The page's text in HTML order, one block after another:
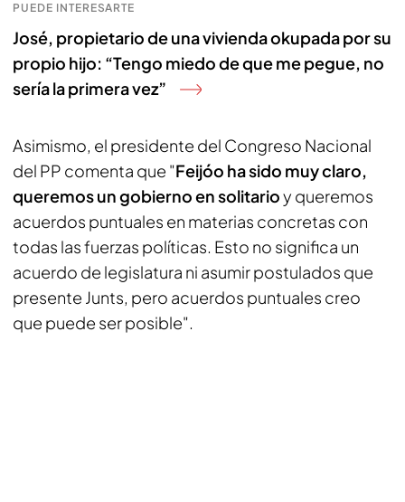
PUEDE INTERESARTE
José, propietario de una vivienda okupada por su
propio hijo: “Tengo miedo de que me pegue, no
sería la primera vez”
Asimismo, el presidente del Congreso Nacional
del PP comenta que "Feijóo ha sido muy claro,
queremos un gobierno en solitarioy queremos
acuerdos puntuales en materias concretas con
todas las fuerzas políticas. Esto no significa un
acuerdo de legislatura ni asumir postulados que
presente Junts, pero acuerdos puntuales creo
que puede ser posible".